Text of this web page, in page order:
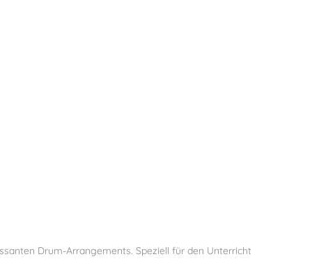
Drum-Arrangements. Speziell für den Unterricht